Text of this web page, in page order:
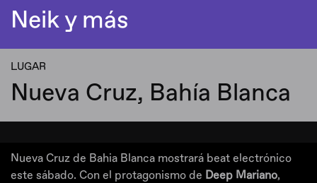
Neik y más
LUGAR
Nueva Cruz, Bahía Blanca
Nueva Cruz de Bahia Blanca mostrará beat electrónico
este sábado. Con el protagonismo de Deep Mariano,